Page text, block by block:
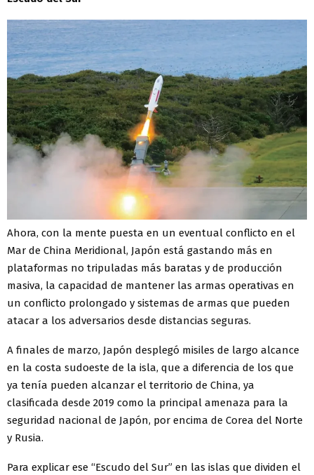
Ahora, con la mente puesta en un eventual conflicto en el
Mar de China Meridional, Japón está gastando más en
plataformas no tripuladas más baratas y de producción
masiva, la capacidad de mantener las armas operativas en
un conflicto prolongado y sistemas de armas que pueden
atacar a los adversarios desde distancias seguras.
A finales de marzo, Japón desplegó misiles de largo alcance
en la costa sudoeste de la isla, que a diferencia de los que
ya tenía pueden alcanzar el territorio de China, ya
clasificada desde 2019 como la principal amenaza para la
seguridad nacional de Japón, por encima de Corea del Norte
y Rusia.
Para explicar ese “Escudo del Sur” en las islas que dividen el